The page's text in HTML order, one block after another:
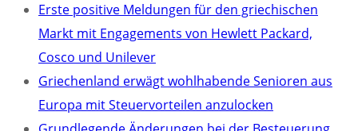
Erste positive Meldungen für den griechischen
Markt mit Engagements von Hewlett Packard,
Cosco und Unilever
Griechenland erwägt wohlhabende Senioren aus
Europa mit Steuervorteilen anzulocken